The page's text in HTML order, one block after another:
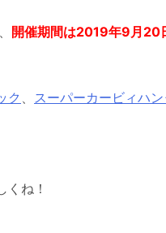
開催期間は2019年9月
ク スーパーカービィハ
くね！